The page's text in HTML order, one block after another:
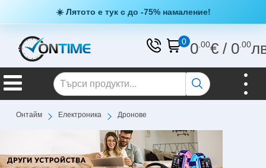
☀️ Лятото е тук с до -75% намаление!
0 0.00€/ 0.00
Онтайм Електроника Дронове